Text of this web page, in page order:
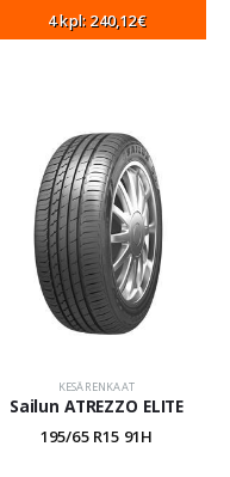
4 kpl: 240,12€
KESÄRENKAAT
Sailun ATREZZO ELITE
195/65 R15 91H